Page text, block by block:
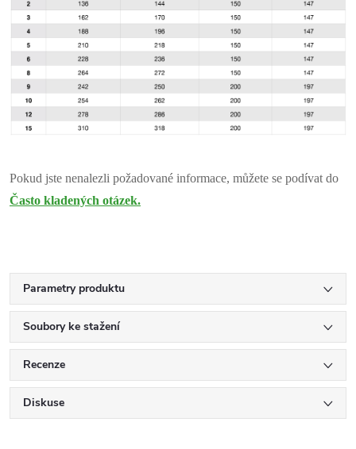
Pokud jste nenalezli požadované informace, můžete se podívat do
Často kladených otázek.
Parametry produktu
Soubory ke stažení
Recenze
Diskuse